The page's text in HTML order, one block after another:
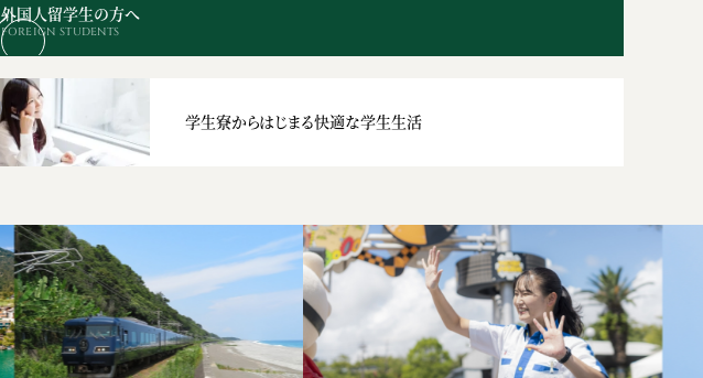
外国人留学生の方へ
FOREIGN STUDENTS
学生寮からはじまる快適な学生生活